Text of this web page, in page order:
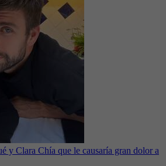
y Clara Chía que le causaría gran dolor a